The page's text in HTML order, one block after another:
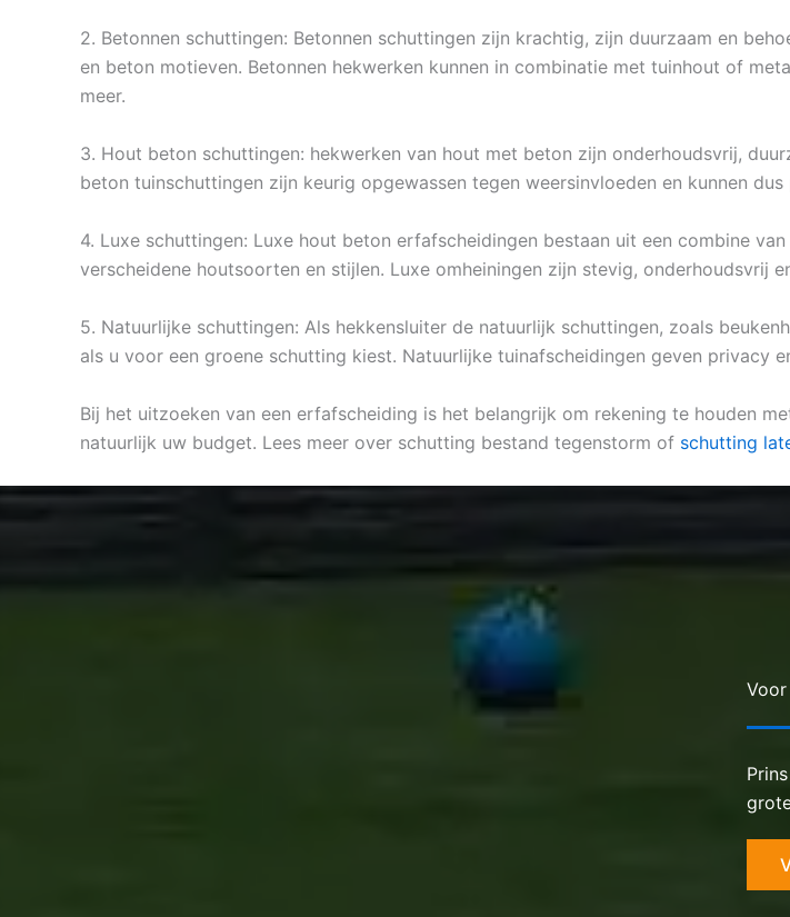
2. Betonnen schuttingen: Betonnen schuttingen zijn krachtig, zijn duurzaam en
en beton motieven. Betonnen hekwerken kunnen in combinatie met tuinhout of
meer.
3. Hout beton schuttingen: hekwerken van hout met beton zijn onderhoudsvrij,
beton tuinschuttingen zijn keurig opgewassen tegen weersinvloeden en kunnen
4. Luxe schuttingen: Luxe hout beton erfafscheidingen bestaan uit een combine
verscheidene houtsoorten en stijlen. Luxe omheiningen zijn stevig, onderhoudsvrij
5. Natuurlijke schuttingen: Als hekkensluiter de natuurlijk schuttingen, zoals
als u voor een groene schutting kiest. Natuurlijke tuinafscheidingen geven privacy
Bij het uitzoeken van een erfafscheiding is het belangrijk om rekening te houden
natuurlijk uw budget. Lees meer over schutting bestand tegenstorm of schutting